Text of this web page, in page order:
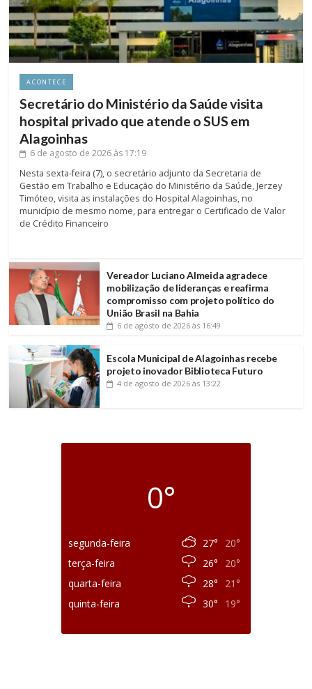
ACONTECE
Secretário do Ministério da Saúde visita
hospital privado que atende o SUS em
Alagoinhas
6 de agosto de 2026 às 17:19
Nesta sexta-feira (7), o secretário adjunto da Secretaria de
Gestão em Trabalho e Educação do Ministério da Saúde, Jerzey
Timóteo, visita as instalações do Hospital Alagoinhas, no
município de mesmo nome, para entregar o Certificado de Valor
de Crédito Financeiro
Vereador Luciano Almeida agradece
mobilização de lideranças e reafirma
compromisso com projeto político do
União Brasil na Bahia
6 de agosto de 2026 às 16:49
Escola Municipal de Alagoinhas recebe
projeto inovador Biblioteca Futuro
4 de agosto de 2026 às 13:22
0°
segunda-feira 27°
20°
terça-feira
26°
20°
quarta-feira
28°
21°
quinta-feira
30° 19°